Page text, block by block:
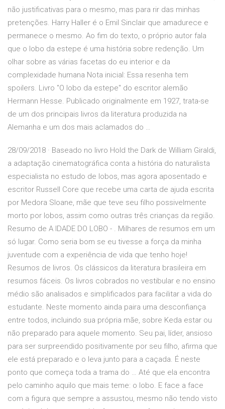
não justificativas para o mesmo, mas para rir das minhas
pretenções. Harry Haller é o Emil Sinclair que amadurece e
permanece o mesmo. Ao fim do texto, o próprio autor fala
que o lobo da estepe é uma história sobre redenção. Um
olhar sobre as várias facetas do eu interior e da
complexidade humana Nota inicial: Essa resenha tem
spoilers. Livro "O lobo da estepe" do escritor alemão
Hermann Hesse. Publicado originalmente em 1927, trata-se
de um dos principais livros da literatura produzida na
Alemanha e um dos mais aclamados do …
28/09/2018 · Baseado no livro Hold the Dark de William Giraldi,
a adaptação cinematográfica conta a história do naturalista
especialista no estudo de lobos, mas agora aposentado e
escritor Russell Core que recebe uma carta de ajuda escrita
por Medora Sloane, mãe que teve seu filho possivelmente
morto por lobos, assim como outras três crianças da região.
Resumo de A IDADE DO LOBO - . Milhares de resumos em um
só lugar. Como seria bom se eu tivesse a força da minha
juventude com a experiência de vida que tenho hoje!
Resumos de livros. Os clássicos da literatura brasileira em
resumos fáceis. Os livros cobrados no vestibular e no ensino
médio são analisados e simplificados para facilitar a vida do
estudante. Neste momento ainda paira uma desconfiança
entre todos, incluindo sua própria mãe, sobre Keda estar ou
não preparado para aquele momento. Seu pai, líder, ansioso
para ser surpreendido positivamente por seu filho, afirma que
ele está preparado e o leva junto para a caçada. É neste
ponto que começa toda a trama do … Até que ela encontra
pelo caminho aquilo que mais teme: o lobo. E face a face
com a figura que sempre a assustou, mesmo não tendo visto